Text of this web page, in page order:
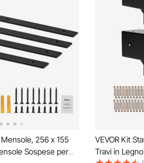
256 x 155
Sospese per
VEVOR Kit
Travi in